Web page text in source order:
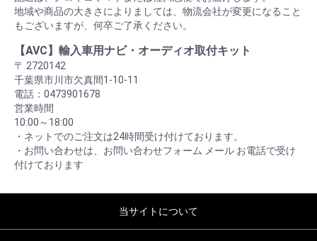
地域や商品の大きさによりましては、物流会社が変更になること
もございますが、何卒ご了承ください。
【AVC】輸入車用ナビ・オーディオ取付キット
〒 2720142
千葉県市川市欠真間1-10-11
電話：0473901678
営業時間
10:00～18:00
・ネットでのご注文は24時間受け付けております。
・お問い合わせは、お問い合わせフォーム メール お電話で受け
付けております
当サイトについて